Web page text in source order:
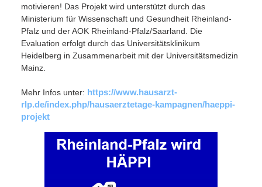
motivieren! Das Projekt wird unterstützt durch das
Ministerium für Wissenschaft und Gesundheit Rheinland-
Pfalz und der AOK Rheinland-Pfalz/Saarland. Die
Evaluation erfolgt durch das Universitätsklinikum
Heidelberg in Zusammenarbeit mit der Universitätsmedizin
Mainz.
Mehr Infos unter: https://www.hausarzt-
rlp.de/index.php/hausaerztetage-kampagnen/haeppi-
projekt